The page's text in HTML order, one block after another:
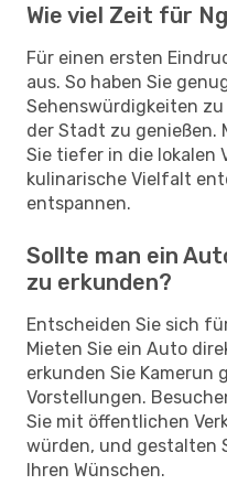
Wie viel Zeit für
Für einen ersten
aus. So haben Sie
Sehenswürdigkeiten
der Stadt zu genießen.
Sie tiefer in die lokalen
kulinarische Vielfalt
entspannen.
Sollte man ein
zu erkunden?
Entscheiden Sie sich
Mieten Sie ein Auto
erkunden Sie Kamerun
Vorstellungen.
Sie mit öffentlichen
würden, und gestalten
Ihren Wünschen.